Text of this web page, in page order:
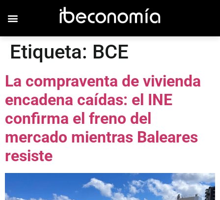
Etiqueta: BCE
La compraventa de vivienda
encadena caídas: el INE
confirma el freno del
mercado mientras Baleares
resiste